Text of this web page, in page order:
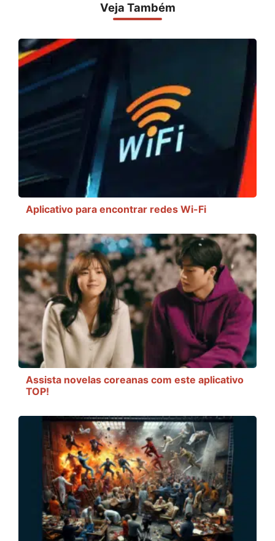
Veja Também
Aplicativo para encontrar redes Wi-Fi
Assista novelas coreanas com este aplicativo
TOP!